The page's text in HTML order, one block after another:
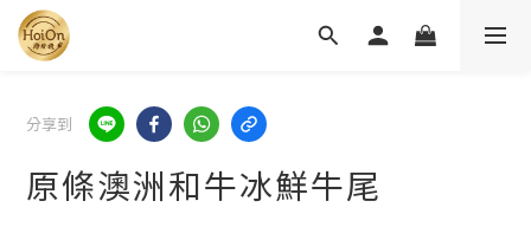
分享到
原條澳洲和牛冰鮮牛尾